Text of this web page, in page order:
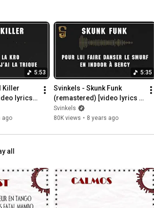
5:53
Killer
lyrics
ago
5:35
Svinkels - Skunk Funk
(remastered) [video lyrics
officielle]
Svinkels
80K views • 8 years ago
all